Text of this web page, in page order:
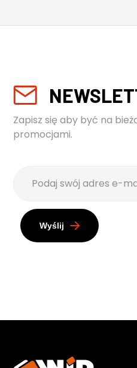
Zapisz się aby być na
promocjami.
Wyślij